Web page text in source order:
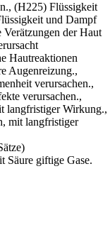
(H225) Flüssigkeit
und Dampf
Verätzungen der Haut
Hautreaktionen
Augenreizung.,
verursachen.,
verursachen.,
langfristiger Wirkung.,
mit langfristiger
giftige Gase.